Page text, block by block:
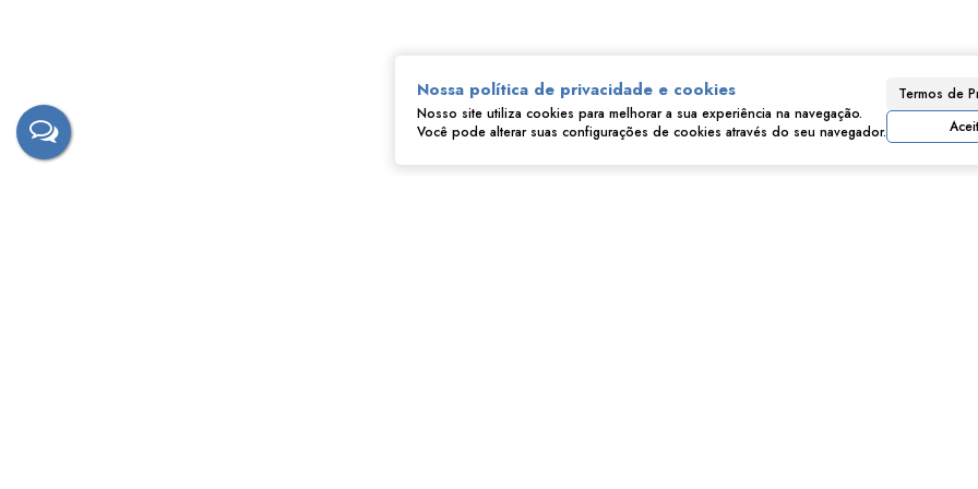
Nossa política de privacidade e cookies
Nosso site utiliza cookies para melhorar a sua experiência na navegação.
Você pode alterar suas configurações de cookies através do seu navegador.
Termos de
Consulte nossos Corretores